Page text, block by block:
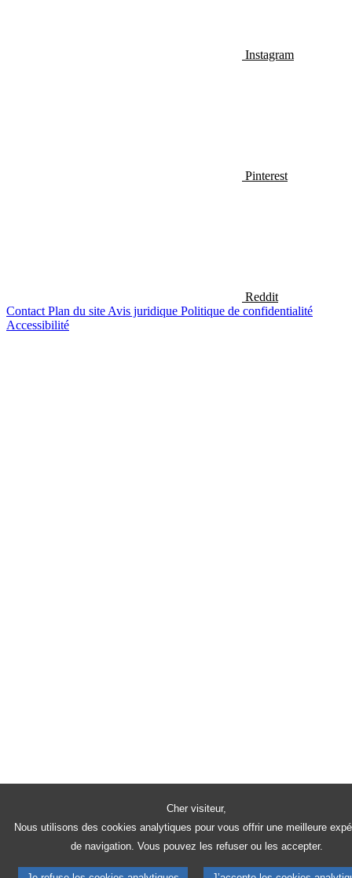
Cher visiteur,
Nous utilisons des cookies analytiques pour vous offrir une meilleure
de navigation. Vous pouvez les refuser ou les accepter.
Instagram
Pinterest
Reddit
Contact Plan du site Avis juridique Politique de confidentialité
Accessibilité